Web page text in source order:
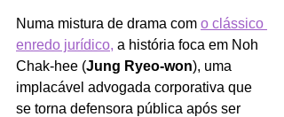
Numa mistura de drama com o clássico
enredo jurídico, a história foca em Noh
Chak-hee (Jung Ryeo-won), uma
implacável advogada corporativa que
se torna defensora pública após ser